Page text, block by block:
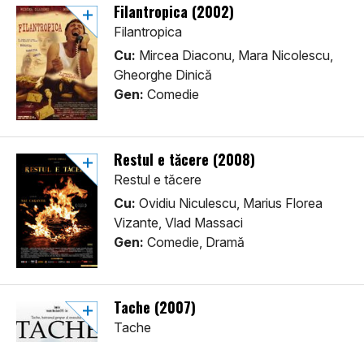
Filantropica (2002)
Filantropica
Cu: Mircea Diaconu, Mara Nicolescu,
Gheorghe Dinică
Gen: Comedie
Restul e tăcere (2008)
Restul e tăcere
Cu: Ovidiu Niculescu, Marius Florea
Vizante, Vlad Massaci
Gen: Comedie, Dramă
Tache (2007)
Tache